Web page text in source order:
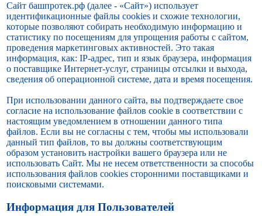
Сайт башпротек.рф (далее - «Сайт») использует
идентификационные файлы cookies и схожие технологии,
которые позволяют собирать необходимую информацию и
статистику по посещениям для упрощения работы с сайтом,
проведения маркетинговых активностей. Это такая
информация, как: IP-адрес, тип и язык браузера, информация
о поставщике Интернет-услуг, страницы отсылки и выхода,
сведения об операционной системе, дата и время посещения.
При использовании данного сайта, вы подтверждаете свое
согласие на использование файлов cookie в соответствии с
настоящим уведомлением в отношении данного типа
файлов. Если вы не согласны с тем, чтобы мы использовали
данный тип файлов, то вы должны соответствующим
образом установить настройки вашего браузера или не
использовать Сайт. Мы не несем ответственности за способы
использования файлов cookies сторонними поставщиками и
поисковыми системами.
Информация для Пользователей